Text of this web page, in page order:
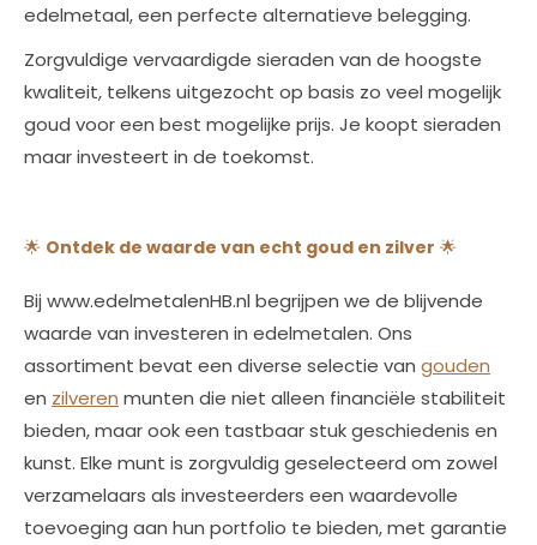
edelmetaal, een perfecte alternatieve belegging.
Zorgvuldige vervaardigde sieraden van de hoogste
kwaliteit, telkens uitgezocht op basis zo veel mogelijk
goud voor een best mogelijke prijs. Je koopt sieraden
maar investeert in de toekomst.
🌟 Ontdek de waarde van echt goud en zilver 🌟
Bij www.edelmetalenHB.nl begrijpen we de blijvende
waarde van investeren in edelmetalen. Ons
assortiment bevat een diverse selectie van gouden
en zilveren munten die niet alleen financiële stabiliteit
bieden, maar ook een tastbaar stuk geschiedenis en
kunst. Elke munt is zorgvuldig geselecteerd om zowel
verzamelaars als investeerders een waardevolle
toevoeging aan hun portfolio te bieden, met garantie